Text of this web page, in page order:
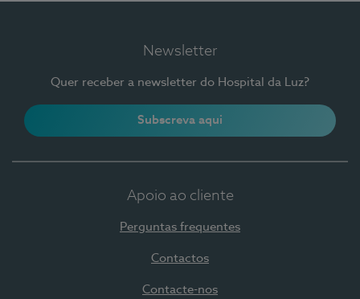
Newsletter
Quer receber a newsletter do Hospital da Luz?
Subscreva aqui
Apoio ao cliente
Perguntas frequentes
Contactos
Contacte-nos